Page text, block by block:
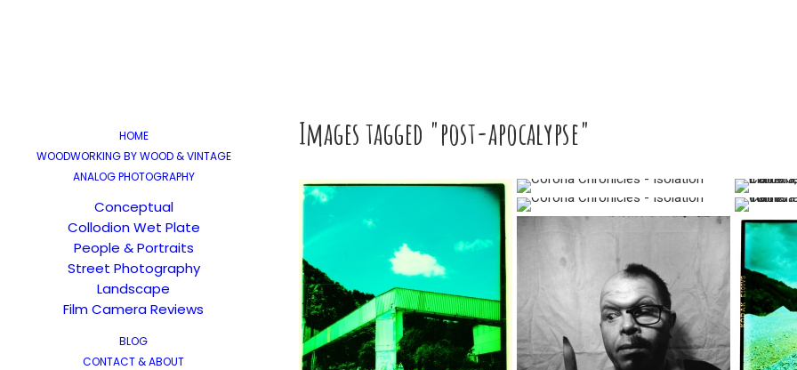
HOME
WOODWORKING BY WOOD & VINTAGE
ANALOG PHOTOGRAPHY
Conceptual
Collodion Wet Plate
People & Portraits
Street Photography
Landscape
Film Camera Reviews
BLOG
CONTACT & ABOUT
Images tagged "post-apocalypse"